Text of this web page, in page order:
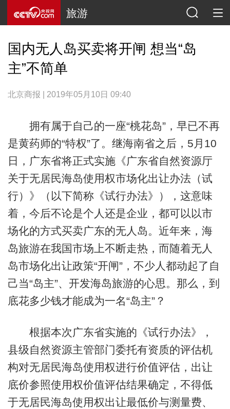
旅游
国内无人岛买卖将开闸 想当“岛
主”不简单
北京商报 | 2019年05月10日 09:40
拥有属于自己的一座“桃花岛”，早已不再
是黄药师的“特权”了。继海南省之后，5月10
日，广东省将正式实施《广东省自然资源厅
关于无居民海岛使用权市场化出让办法（试
行）》（以下简称《试行办法》），这意味
着，今后不论是个人还是企业，都可以以市
场化的方式买卖广东的无人岛。近年来，海
岛旅游在我国市场上不断走热，而随着无人
岛市场化出让政策“开闸”，不少人都动起了自
己当“岛主”、开发海岛旅游的心思。那么，到
底花多少钱才能成为一名“岛主”？
根据本次广东省实施的《试行办法》，
县级自然资源主管部门委托有资质的评估机
构对无居民海岛使用权进行价值评估，出让
底价参照使用权价值评估结果确定，不得低
于无居民海岛使用权出让最低价与测量费、